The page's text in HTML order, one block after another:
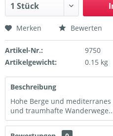
Merken Bewerten
Artikel-Nr.:
9750
Artikelgewicht:
0.15 kg
Beschreibung
Hohe Berge und
und traumhafte